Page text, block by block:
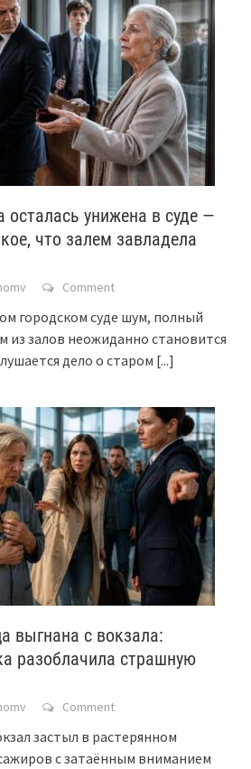
унижена в суде —
что залем завладела
Comment
городском суде шум, полный
из залов неожиданно становится
дело о старом [...]
выгнана с вокзала:
разоблачила страшную
Comment
застыл в растерянном
с затаённым вниманием